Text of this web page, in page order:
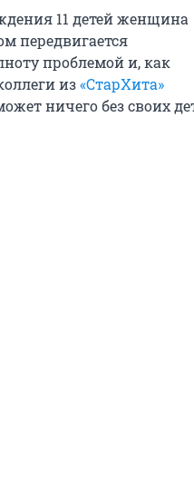
11 детей женщина
передвигается
проблемой и, как
из«СтарХита»
ничего без своих